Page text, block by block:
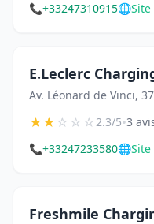
📞+33247310915🌐Site
E.Leclerc
Av. Léonard de Vinci,
★★☆☆☆2.3/5•3
📞+33247233580🌐Site
Freshmile